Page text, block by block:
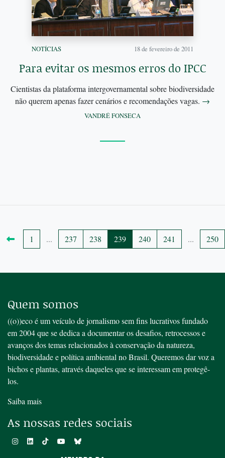
NOTÍCIAS 18 de fevereiro de 2011
Para evitar os mesmos erros do IPCC
Cientistas da plataforma intergovernamental sobre biodiversidade
não querem apenas fazer cenários e recomendações vagas. →
VANDRÉ FONSECA
1 ... 237 238 239 240 241 ... 250
Quem somos
((o))eco é um veículo de jornalismo sem fins lucrativos fundado
em 2004 que se dedica a documentar os desafios, retrocessos e
avanços dos temas relacionados à conservação da natureza,
biodiversidade e política ambiental no Brasil. Queremos dar voz a
bichos e plantas, através daqueles que se interessam em protegê-
los.
Saiba mais
As nossas redes sociais